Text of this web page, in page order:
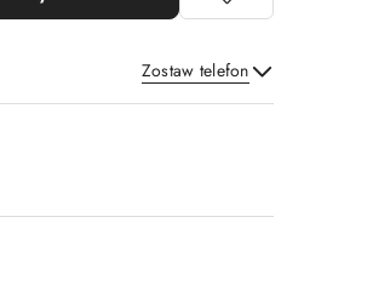
Zostaw telefon
Wyślij